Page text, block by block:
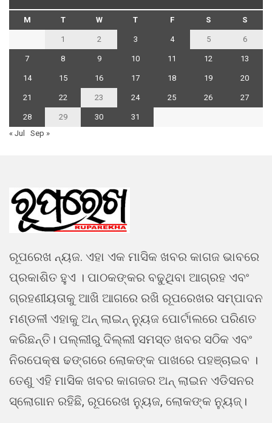
M T W T F S S
1 2 3 4 5 6
7 8 9 10 11 12 13
14 15 16 17 18 19 20
21 22 23 24 25 26 27
28 29 30
31
« Jul
Sep »
ରୂପରେଖ ନ୍ୟଜ. ଏହା ଏକ ମାସିକ ଖବର କାଗଜ ଭାବରେ
ପ୍ରକାଶିତ ହୁଏ । ପାଠକଙ୍କର ବଢୁଥିବା ଆଗ୍ରହ ଏବଂ
ଗ୍ରହଣୀୟତାକୁ ଆଖି ଆଗରେ ରଖି ରୂପରେଖର ସମ୍ପାଦନ
ମଣ୍ଡଳୀ ଏହାକୁ ଅନ୍ ଲାଇନ୍ ନ୍ୟୁଜ ପୋର୍ଟାଲରେ ପରିଣତ
କରିଛନ୍ତି। ପଲ୍ଲୀରୁ ଦିଲ୍ଲୀ ସମସ୍ତ ଖବର ସଠିକ ଏବଂ
ନିରପେକ୍ଷ ଢଙ୍ଗରେ ଲୋକଙ୍କ ପାଖରେ ପହଞ୍ଚାଇବ ।
ତେଣୁ ଏହି ମାସିକ ଖବର କାଗଜର ଅନ୍ ଲାଇନ ଏଡିସନର
ସ୍ଲୋଗାନ ରହିଛି, ରୂପରେଖ ନ୍ୟୁଜ, ଲୋକଙ୍କ ନ୍ୟୁଜ୍।